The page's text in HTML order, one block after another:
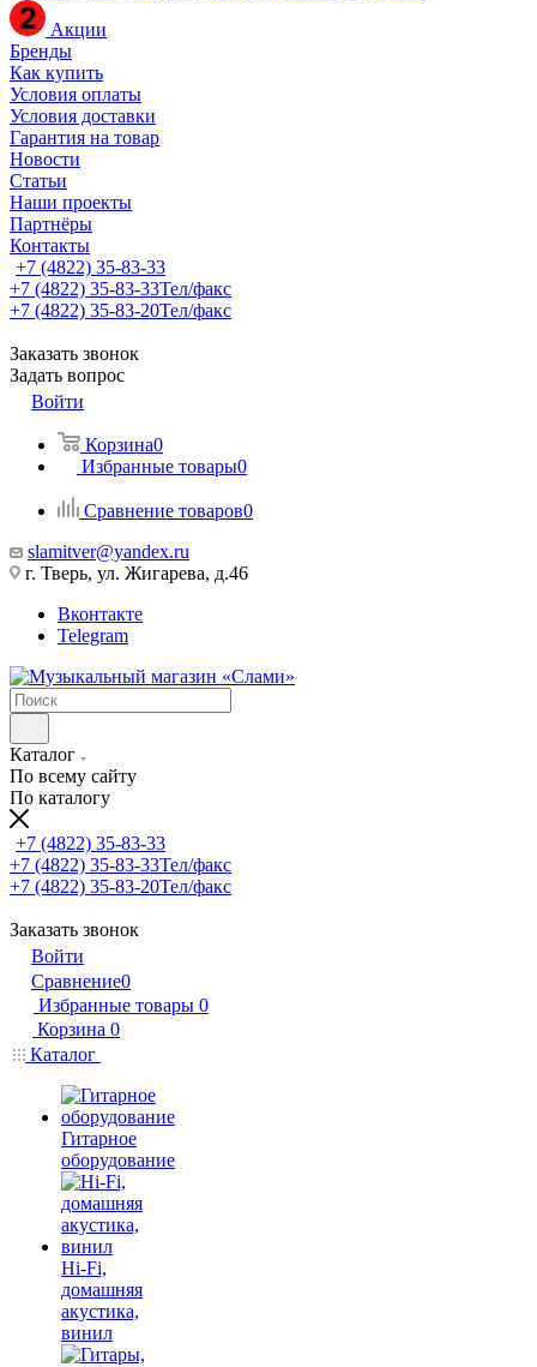
Акции
Бренды
Как купить
Условия оплаты
Условия доставки
Гарантия на товар
Новости
Статьи
Наши проекты
Партнёры
Контакты
+7 (4822) 35-83-33
+7 (4822) 35-83-33Тел/факс
+7 (4822) 35-83-20Тел/факс
Заказать звонок
Задать вопрос
Войти
Корзина0
Избранные товары0
Сравнение товаров0
slamitver@yandex.ru
г. Тверь, ул. Жигарева, д.46
Вконтакте
Telegram
Каталог
По всему сайту
По каталогу
+7 (4822) 35-83-33
+7 (4822) 35-83-33Тел/факс
+7 (4822) 35-83-20Тел/факс
Заказать звонок
Войти
Сравнение0
Избранные товары 0
Корзина 0
Каталог
Гитарное
оборудование
Hi-Fi,
домашняя
акустика,
винил